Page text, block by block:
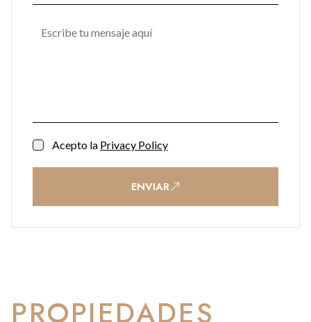
Acepto la Privacy Policy
ENVIAR
PROPIEDADES